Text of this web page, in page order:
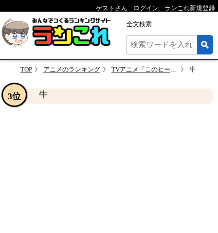
ゲストさん ログイン ランこれ新規登録
全文検索
TOP アニメのランキング TVアニメ「このヒーラー、めんどくさい」のキャラクター人気投票 牛
牛
3位